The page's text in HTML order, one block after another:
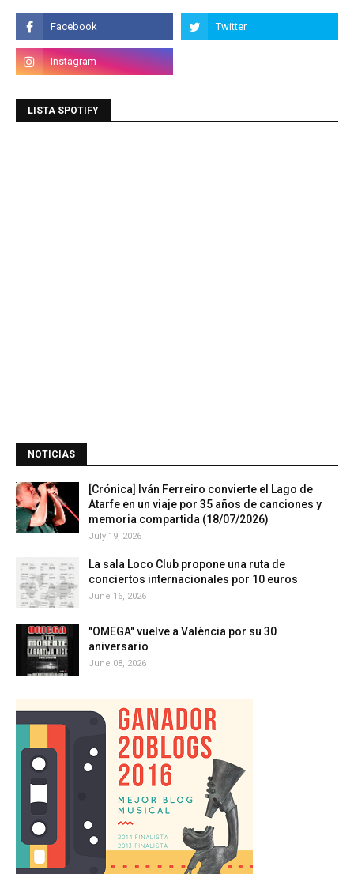
LISTA SPOTIFY
NOTICIAS
[Crónica] Iván Ferreiro convierte el Lago de
Atarfe en un viaje por 35 años de canciones y
memoria compartida (18/07/2026)
July 19, 2026
La sala Loco Club propone una ruta de
conciertos internacionales por 10 euros
June 16, 2026
"OMEGA" vuelve a València por su 30
aniversario
June 08, 2026